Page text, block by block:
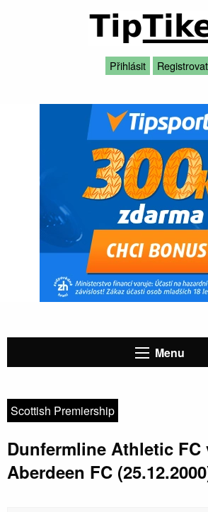
Přihlásit Registrovat
Menu
Scottish Premiership
Dunfermline Athletic FC
Aberdeen FC